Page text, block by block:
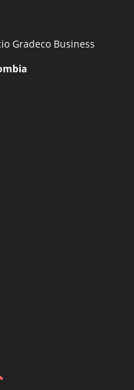
Gradeco Business